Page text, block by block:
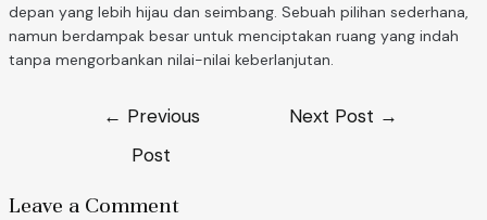
depan yang lebih hijau dan seimbang. Sebuah pilihan sederhana,
namun berdampak besar untuk menciptakan ruang yang indah
tanpa mengorbankan nilai-nilai keberlanjutan.
← Previous
Post
Next Post →
Leave a Comment